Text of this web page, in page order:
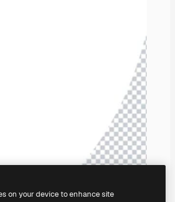
on your device to enhance site